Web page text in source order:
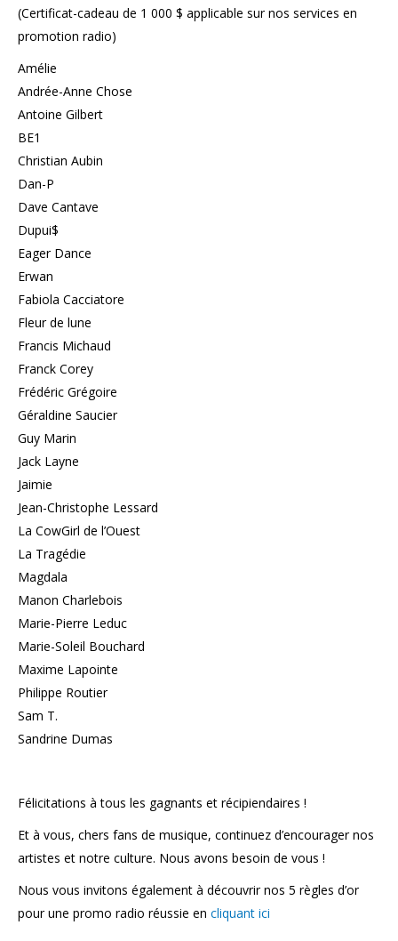
(Certificat-cadeau de 1 000 $ applicable sur nos services en
promotion radio)
Amélie
Andrée-Anne Chose
Antoine Gilbert
BE1
Christian Aubin
Dan-P
Dave Cantave
Dupui$
Eager Dance
Erwan
Fabiola Cacciatore
Fleur de lune
Francis Michaud
Franck Corey
Frédéric Grégoire
Géraldine Saucier
Guy Marin
Jack Layne
Jaimie
Jean-Christophe Lessard
La CowGirl de l’Ouest
La Tragédie
Magdala
Manon Charlebois
Marie-Pierre Leduc
Marie-Soleil Bouchard
Maxime Lapointe
Philippe Routier
Sam T.
Sandrine Dumas
Félicitations à tous les gagnants et récipiendaires !
Et à vous, chers fans de musique, continuez d’encourager nos
artistes et notre culture. Nous avons besoin de vous !
Nous vous invitons également à découvrir nos 5 règles d’or
pour une promo radio réussie en cliquant ici